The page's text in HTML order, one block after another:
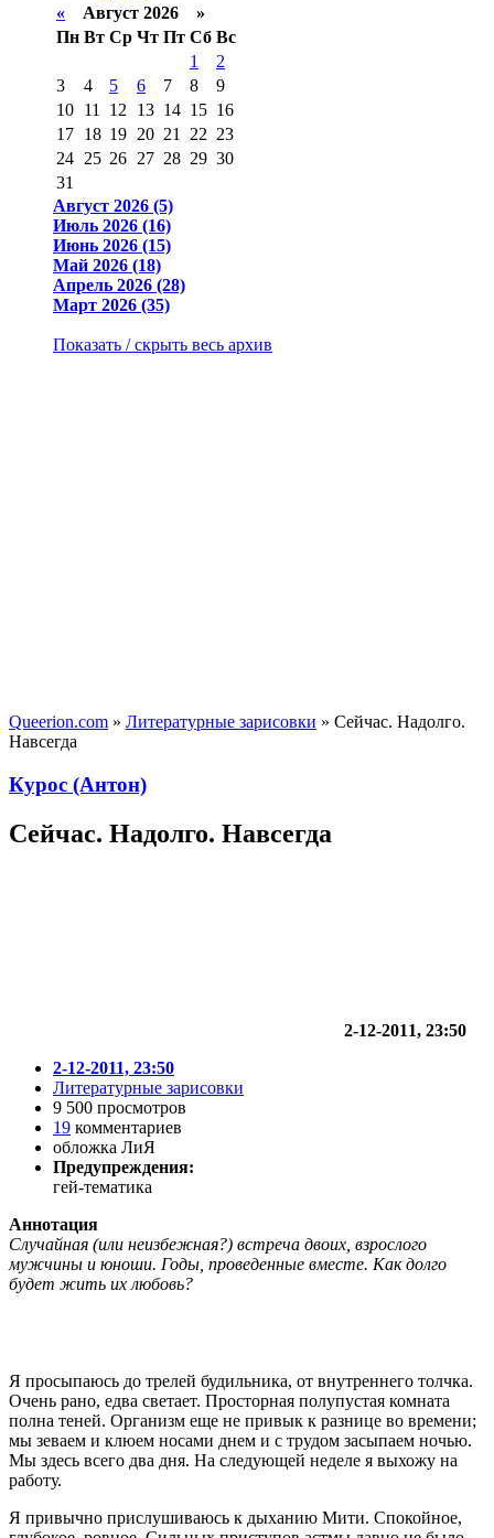
« Август 2026 »
Пн Вт Ср Чт Пт Сб Вс
1
2
3
4 5 6 7 8
9
10 11 12 13 14 15 16
17 18 19 20 21 22 23
24 25 26 27 28 29 30
31
Август 2026 (5)
Июль 2026 (16)
Июнь 2026 (15)
Май 2026 (18)
Апрель 2026 (28)
Март 2026 (35)
Показать / скрыть весь архив
Queerion.com » Литературные зарисовки » Сейчас. Надолго.
Навсегда
Курос (Антон)
Сейчас. Надолго. Навсегда
2-12-2011, 23:50
2-12-2011, 23:50
Литературные зарисовки
9 500 просмотров
19 комментариев
обложка ЛиЯ
Предупреждения:
гей-тематика
Аннотация
Случайная (или неизбежная?) встреча двоих, взрослого
мужчины и юноши. Годы, проведенные вместе. Как долго
будет жить их любовь?
Я просыпаюсь до трелей будильника, от внутреннего толчка.
Очень рано, едва светает. Просторная полупустая комната
полна теней. Организм еще не привык к разнице во времени;
мы зеваем и клюем носами днем и с трудом засыпаем ночью.
Мы здесь всего два дня. На следующей неделе я выхожу на
работу.
Я привычно прислушиваюсь к дыханию Мити. Спокойное,